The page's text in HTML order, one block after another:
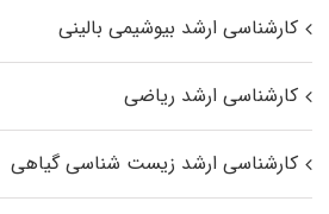
کارشناسی ارشد بیوشیمی بالینی
کارشناسی ارشد ریاضی
کارشناسی ارشد زیست‌ شناسی گیاهی